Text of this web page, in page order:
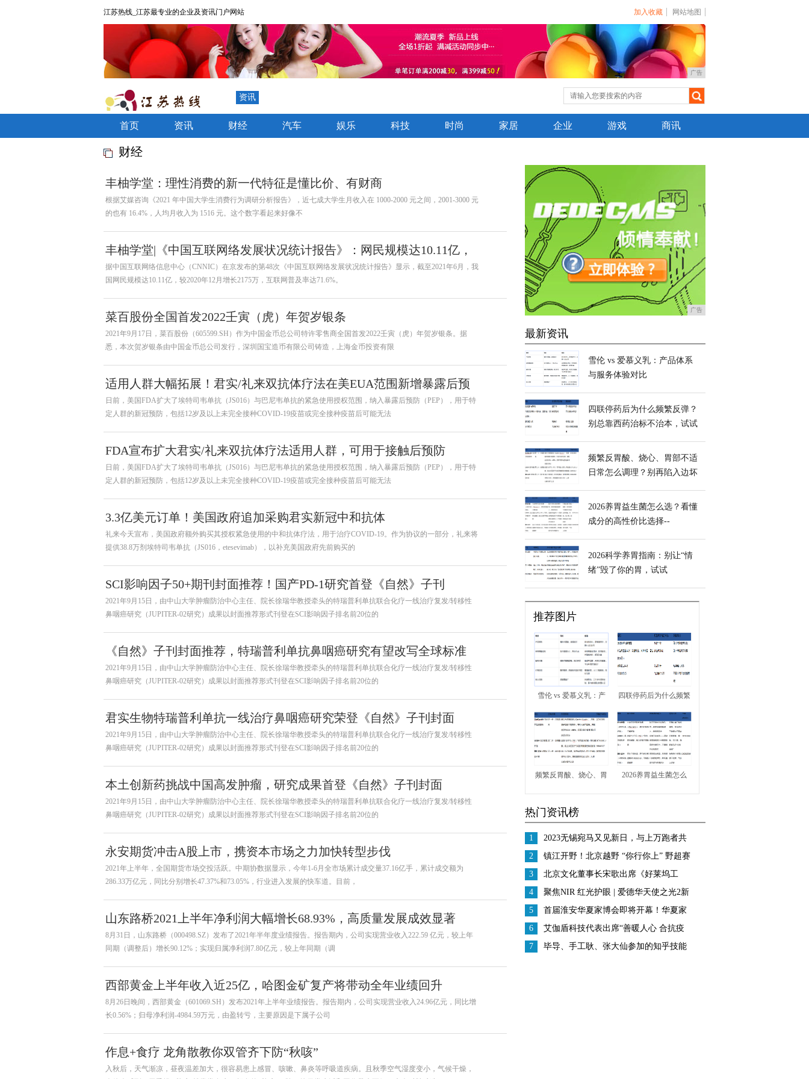
江苏热线_江苏最专业的企业及资讯门户网站 加入收藏 网站地图
广告
资讯
首页 资讯 财经 汽车 娱乐 科技 时尚 家居 企业 游戏 商讯
财经
丰柚学堂：理性消费的新一代特征是懂比价、有财商
根据艾媒咨询《2021 年中国大学生消费行为调研分析报告》，近七成大学生月收入在 1000-2000 元之间，2001-3000 元
的也有 16.4%，人均月收入为 1516 元。这个数字看起来好像不
丰柚学堂|《中国互联网络发展状况统计报告》：网民规模达10.11亿，
理财需求日益增长
据中国互联网络信息中心（CNNIC）在京发布的第48次《中国互联网络发展状况统计报告》显示，截至2021年6月，我
国网民规模达10.11亿，较2020年12月增长2175万，互联网普及率达71.6%。
菜百股份全国首发2022壬寅（虎）年贺岁银条
2021年9月17日，菜百股份（605599.SH）作为中国金币总公司特许零售商全国首发2022壬寅（虎）年贺岁银条。据
悉，本次贺岁银条由中国金币总公司发行，深圳国宝造币有限公司铸造，上海金币投资有限
适用人群大幅拓展！君实/礼来双抗体疗法在美EUA范围新增暴露后预
防
日前，美国FDA扩大了埃特司韦单抗（JS016）与巴尼韦单抗的紧急使用授权范围，纳入暴露后预防（PEP），用于特
定人群的新冠预防，包括12岁及以上未完全接种COVID-19疫苗或完全接种疫苗后可能无法
FDA宣布扩大君实/礼来双抗体疗法适用人群，可用于接触后预防
日前，美国FDA扩大了埃特司韦单抗（JS016）与巴尼韦单抗的紧急使用授权范围，纳入暴露后预防（PEP），用于特
定人群的新冠预防，包括12岁及以上未完全接种COVID-19疫苗或完全接种疫苗后可能无法
3.3亿美元订单！美国政府追加采购君实新冠中和抗体
礼来今天宣布，美国政府额外购买其授权紧急使用的中和抗体疗法，用于治疗COVID-19。作为协议的一部分，礼来将
提供38.8万剂埃特司韦单抗（JS016，etesevimab），以补充美国政府先前购买的
SCI影响因子50+期刊封面推荐！国产PD-1研究首登《自然》子刊
2021年9月15日，由中山大学肿瘤防治中心主任、院长徐瑞华教授牵头的特瑞普利单抗联合化疗一线治疗复发/转移性
鼻咽癌研究（JUPITER-02研究）成果以封面推荐形式刊登在SCI影响因子排名前20位的
《自然》子刊封面推荐，特瑞普利单抗鼻咽癌研究有望改写全球标准
2021年9月15日，由中山大学肿瘤防治中心主任、院长徐瑞华教授牵头的特瑞普利单抗联合化疗一线治疗复发/转移性
鼻咽癌研究（JUPITER-02研究）成果以封面推荐形式刊登在SCI影响因子排名前20位的
君实生物特瑞普利单抗一线治疗鼻咽癌研究荣登《自然》子刊封面
2021年9月15日，由中山大学肿瘤防治中心主任、院长徐瑞华教授牵头的特瑞普利单抗联合化疗一线治疗复发/转移性
鼻咽癌研究（JUPITER-02研究）成果以封面推荐形式刊登在SCI影响因子排名前20位的
本土创新药挑战中国高发肿瘤，研究成果首登《自然》子刊封面
2021年9月15日，由中山大学肿瘤防治中心主任、院长徐瑞华教授牵头的特瑞普利单抗联合化疗一线治疗复发/转移性
鼻咽癌研究（JUPITER-02研究）成果以封面推荐形式刊登在SCI影响因子排名前20位的
永安期货冲击A股上市，携资本市场之力加快转型步伐
2021年上半年，全国期货市场交投活跃。中期协数据显示，今年1-6月全市场累计成交量37.16亿手，累计成交额为
286.33万亿元，同比分别增长47.37%和73.05%，行业进入发展的快车道。目前，
山东路桥2021上半年净利润大幅增长68.93%，高质量发展成效显著
8月31日，山东路桥（000498.SZ）发布了2021年半年度业绩报告。报告期内，公司实现营业收入222.59 亿元，较上年
同期（调整后）增长90.12%；实现归属净利润7.80亿元，较上年同期（调
西部黄金上半年收入近25亿，哈图金矿复产将带动全年业绩回升
8月26日晚间，西部黄金（601069.SH）发布2021年上半年业绩报告。报告期内，公司实现营业收入24.96亿元，同比增
长0.56%；归母净利润-4984.59万元，由盈转亏，主要原因是下属子公司
作息+食疗 龙角散教你双管齐下防“秋咳”
入秋后，天气渐凉，昼夜温差加大，很容易患上感冒、咳嗽、鼻炎等呼吸道疾病。且秋季空气湿度变小，气候干燥，
广告
最新资讯
雪伦 vs 爱慕义乳：产品体系
与服务体验对比
四联停药后为什么频繁反弹？
别总靠西药治标不治本，试试
内微生态
频繁反胃酸、烧心、胃部不适
日常怎么调理？别再陷入边坏
无忧益生菌
2026养胃益生菌怎么选？看懂
成分的高性价比选择--
2026科学养胃指南：别让“情
绪”毁了你的胃，试试
推荐图片
雪伦 vs 爱慕义乳：产
品体系与服务体验对比
四联停药后为什么频繁
反弹？别总靠西药治标
不治本，试试
InnerHealth无忧益生菌
频繁反胃酸、烧心、胃
别再陷入边坏边修的误
2026养胃益生菌怎么
热门资讯榜
1
2023无锡宛马又见新日，与上万跑者共
赴42.195公里的热爱
2
镇江开野！北京越野 “你行你上” 野超赛
燃爆江苏
3
北京文化董事长宋歌出席《好莱坞工
匠》中美影视分享会， 助力中国电影发
展
4
聚焦NIR 红光护眼 | 爱德华天使之光2新
品上市发布会圆满结束
5
首届淮安华夏家博会即将开幕！华夏家
博会百城计划进度过半！
6
艾伽盾科技代表出席“善暖人心 合抗疫
情”捐赠仪式
7
毕导、手工耿、张大仙参加的知乎技能